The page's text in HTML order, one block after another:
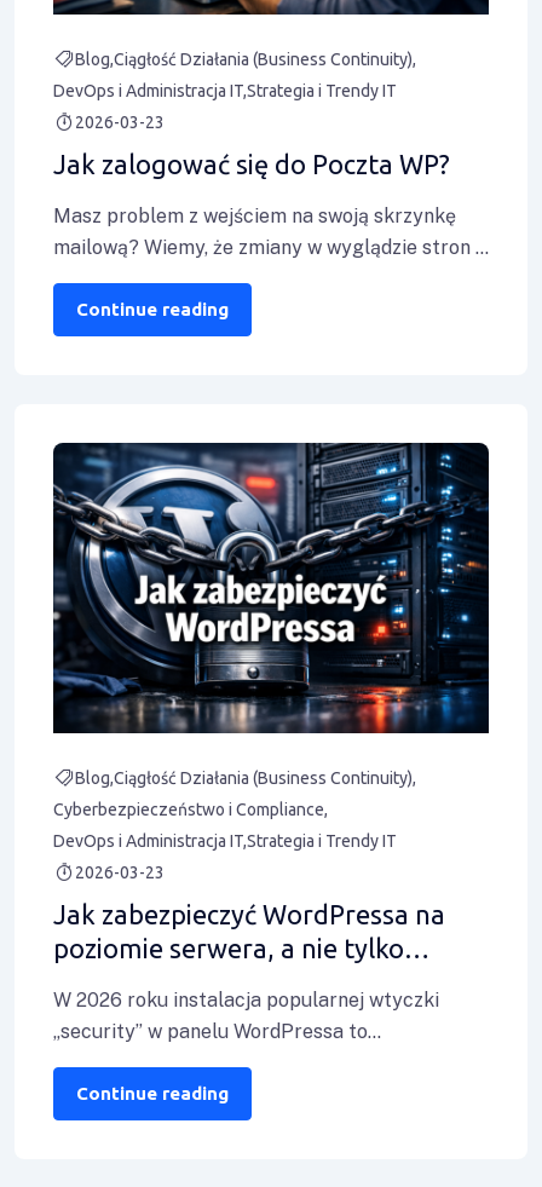
Blog Ciągłość Działania (Business Continuity)
DevOps i Administracja ITStrategia i Trendy IT
2026-03-23
Jak zalogować się do Poczta WP?
Masz problem z wejściem na swoją skrzynkę
mailową? Wiemy, że zmiany w wyglądzie stron i
nowe ekrany logowania potrafią być
Continue reading
Blog Ciągłość Działania (Business Continuity)
Cyberbezpieczeństwo i Compliance
DevOps i Administracja ITStrategia i Trendy IT
2026-03-23
Jak zabezpieczyć WordPressa na
poziomie serwera, a nie tylko
W 2026 roku instalacja popularnej wtyczki
„security” w panelu WordPressa to
zdecydowanie za mało, by spać spokojnie. Gdy
atakujący wykorzystują
Continue reading